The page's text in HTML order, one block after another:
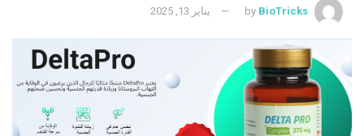
by BioTricks يناير 13, 2025